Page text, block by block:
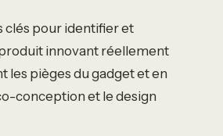
clés pour identifier et
innovant réellement
les pièges du gadget et en
conception et le design